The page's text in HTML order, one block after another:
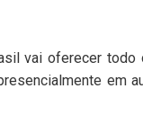
vai oferecer todo
em